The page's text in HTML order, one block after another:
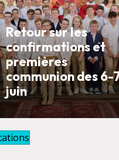
Retour sur les
confirmations et
premières
communion des 6-
juin